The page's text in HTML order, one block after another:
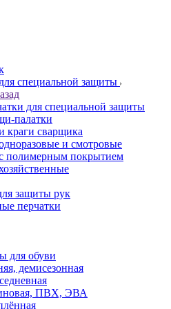
специальной защиты
для специальной защиты
палатки
краги сварщика
и смотровые
полимерным покрытием
защиты рук
перчатки
для обуви
демисезонная
ПВХ, ЭВА